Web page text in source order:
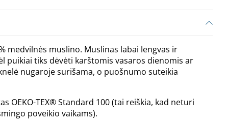
medvilnės muslino. Muslinas labai lengvas ir
puikiai tiks dėvėti karštomis vasaros dienomis ar
nugaroje surišama, o puošnumo suteikia
OEKO-TEX® Standard 100 (tai reiškia, kad neturi
poveikio vaikams).